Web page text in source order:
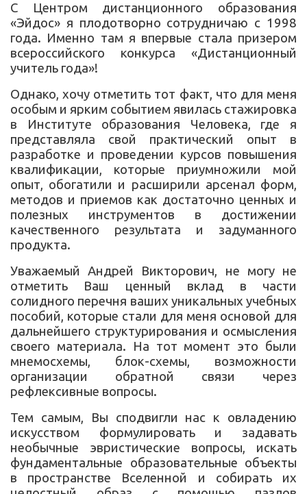
С Центром дистанционного образования
«Эйдос» я плодотворно сотрудничаю с 1998
года. Именно там я впервые стала призером
всероссийского конкурса «Дистанционный
учитель года»!
Однако, хочу отметить тот факт, что для меня
особым и ярким событием явилась стажировка
в Институте образования Человека, где я
представляла свой практический опыт в
разработке и проведении курсов повышения
квалификации, которые приумножили мой
опыт, обогатили и расширили арсенал форм,
методов и приемов как достаточно ценных и
полезных инструментов в достижении
качественного результата и задуманного
продукта.
Уважаемый Андрей Викторович, не могу не
отметить Ваш ценный вклад в части
солидного перечня ваших уникальных учебных
пособий, которые стали для меня основой для
дальнейшего структурирования и осмысления
своего материала. На тот момент это были
мнемосхемы, блок-схемы, возможности
организации обратной связи через
рефлексивные вопросы.
Тем самым, Вы сподвигли нас к овладению
искусством формулировать и задавать
необычные эвристические вопросы, искать
фундаментальные образовательные объекты
в пространстве Вселенной и собирать их